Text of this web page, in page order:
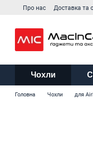
Перейти до основного
Про нас Доставка та
Чохли
Головна Чохли для